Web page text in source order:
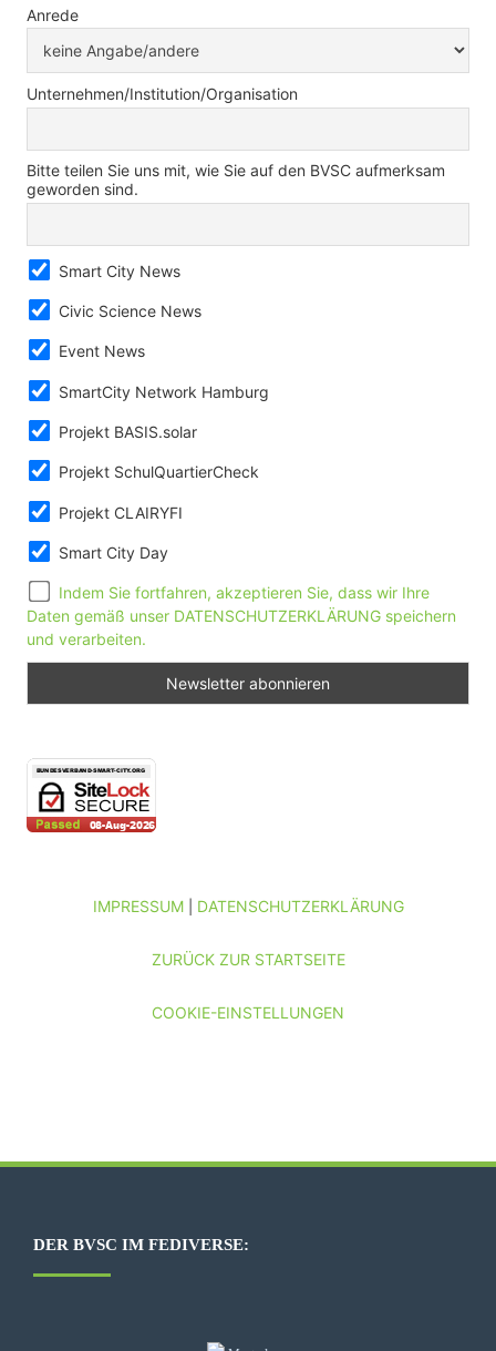
Anrede
Unternehmen/Institution/Organisation
Bitte teilen Sie uns mit, wie Sie auf den BVSC aufmerksam
geworden sind.
Smart City News
Civic Science News
Event News
SmartCity Network Hamburg
Projekt BASIS.solar
Projekt SchulQuartierCheck
Projekt CLAIRYFI
Smart City Day
Indem Sie fortfahren, akzeptieren Sie, dass wir Ihre
Daten gemäß unser DATENSCHUTZERKLÄRUNG speichern
und verarbeiten.
IMPRESSUM| DATENSCHUTZERKLÄRUNG
ZURÜCK ZUR STARTSEITE
COOKIE-EINSTELLUNGEN
DER BVSC IM FEDIVERSE: